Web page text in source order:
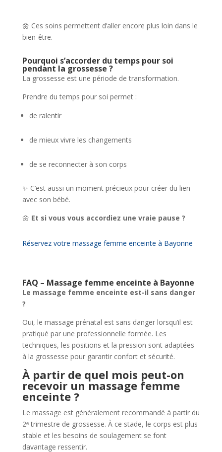
🌼 Ces soins permettent d’aller encore plus loin dans le
bien-être.
Pourquoi s’accorder du temps pour soi
pendant la grossesse ?
La grossesse est une période de transformation.
Prendre du temps pour soi permet :
de ralentir
de mieux vivre les changements
de se reconnecter à son corps
✨ C’est aussi un moment précieux pour créer du lien
avec son bébé.
🌼 Et si vous vous accordiez une vraie pause ?
Réservez votre massage femme enceinte à Bayonne
FAQ – Massage femme enceinte à Bayonne
Le massage femme enceinte est-il sans danger
?
Oui, le massage prénatal est sans danger lorsqu’il est
pratiqué par une professionnelle formée. Les
techniques, les positions et la pression sont adaptées
à la grossesse pour garantir confort et sécurité.
À partir de quel mois peut-on
recevoir un massage femme
enceinte ?
Le massage est généralement recommandé à partir du
2ᵉ trimestre de grossesse. À ce stade, le corps est plus
stable et les besoins de soulagement se font
davantage ressentir.